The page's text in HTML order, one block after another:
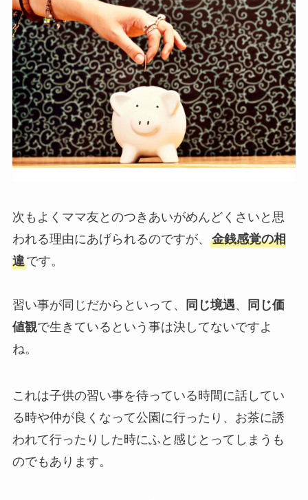
次もよくママ友とのつきあいがめんどくさいと思
われる理由にあげられるのですが、 金銭感覚の相
違です。
習い事が同じだからといって、 同じ境遇、
同じ価
値観で生きているという事は決してないですよ
ね。
これは子供の習い事を待っている時間に話してい
る時や仲が良くなって公園に行ったり、お茶に誘
われて行ったりした時にふと感じとってしまうも
のでもあります。